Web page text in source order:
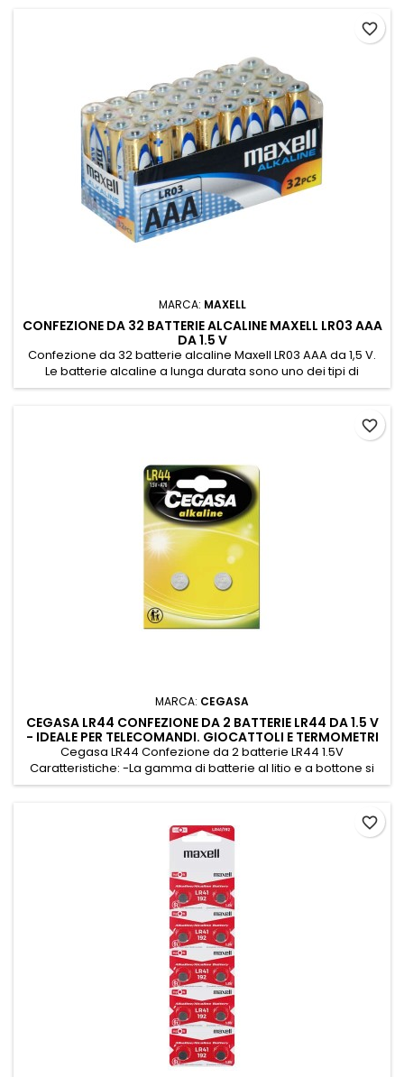
quotidiano, come giocattoli meccanici, torce elettriche,
console per videogiochi portatili, telecomandi, lettori CD,...
MARCA: MAXELL
CONFEZIONE DA 32 BATTERIE ALCALINE MAXELL LR03 AAA
DA 1.5 V
Confezione da 32 batterie alcaline Maxell LR03 AAA da 1,5 V.
Le batterie alcaline a lunga durata sono uno dei tipi di
batterie più utilizzati quotidianamente. Consigliato sia per
dispositivi ad uso continuo come rilevatori di fumo, orologi,
favorite_border
MARCA: CEGASA
CEGASA LR44 CONFEZIONE DA 2 BATTERIE LR44 DA 1.5 V
- IDEALE PER TELECOMANDI. GIOCATTOLI E TERMOMETRI
DIGITALI
Cegasa LR44 Confezione da 2 batterie LR44 1.5V
Caratteristiche: -La gamma di batterie al litio e a bottone si
adatta a quei piccoli gadget che rendono più comoda la vita
favorite_border
favorite_border